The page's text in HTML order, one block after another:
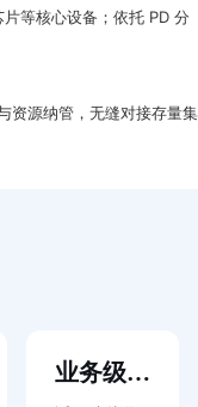
等核心设备；依托 PD 分
资源纳管，无缝对接存量集
业务级